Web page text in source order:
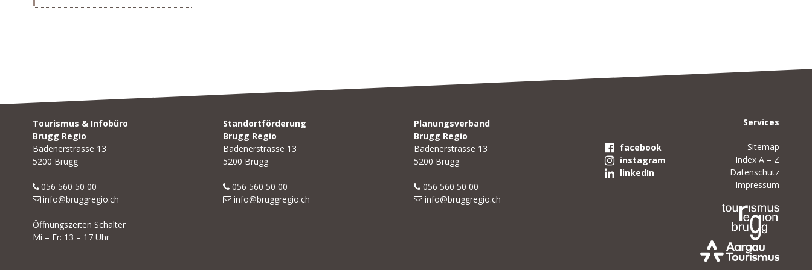
FooterTourismus & Infobüro
Brugg Regio
Badenerstrasse 13
5200 Brugg
056 560 50 00
info@bruggregio.ch
Öffnungszeiten Schalter
Mi – Fr: 13 – 17 Uhr
Standortförderung
Brugg Regio
Badenerstrasse 13
5200 Brugg
056 560 50 00
info@bruggregio.ch
Planungsverband
Brugg Regio
Badenerstrasse 13
5200 Brugg
056 560 50 00
info@bruggregio.ch
facebook
instagram
linkedIn
Services
Sitemap
Index A – Z
Datenschutz
Impressum